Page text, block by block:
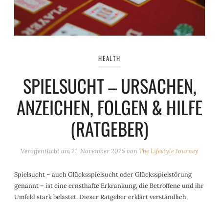
HEALTH
SPIELSUCHT – URSACHEN,
ANZEICHEN, FOLGEN & HILFE
(RATGEBER)
Veröffentlicht am21. November 2025 vonThe Lifestyle Journey
Spielsucht – auch Glücksspielsucht oder Glücksspielstörung
genannt – ist eine ernsthafte Erkrankung, die Betroffene und ihr
Umfeld stark belastet. Dieser Ratgeber erklärt verständlich,